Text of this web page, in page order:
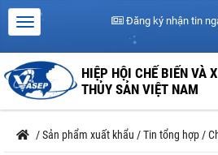
Đăng ký nhận tin
HIỆP HỘI CHẾ BIẾN VÀ
THỦY SẢN VIỆT NAM
/Sản phẩm xuất khẩu /Tin tổng hợp /